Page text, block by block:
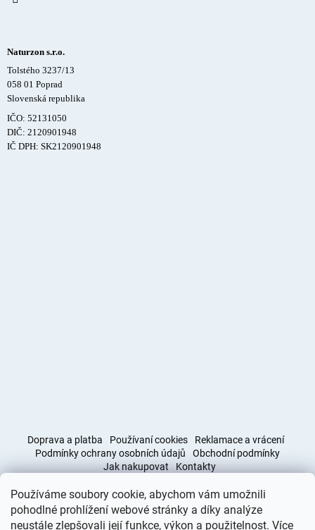
Používáme soubory cookie, abychom vám umožnili
pohodlné prohlížení webové stránky a díky analýze
neustále zlepšovali její funkce, výkon a použitelnost. Více
Naturzon s.r.o.
Tolstého 3237/13
058 01 Poprad
Slovenská republika
IČO: 52131050
DIČ: 2120901948
IČ DPH: SK2120901948
Doprava a platba Používaní cookies
Reklamace a vrácení
Podmínky ochrany osobních údajů
Obchodní podmínky
Jak nakupovat
Kontakty
Obchodní podmínky Doprava a platba